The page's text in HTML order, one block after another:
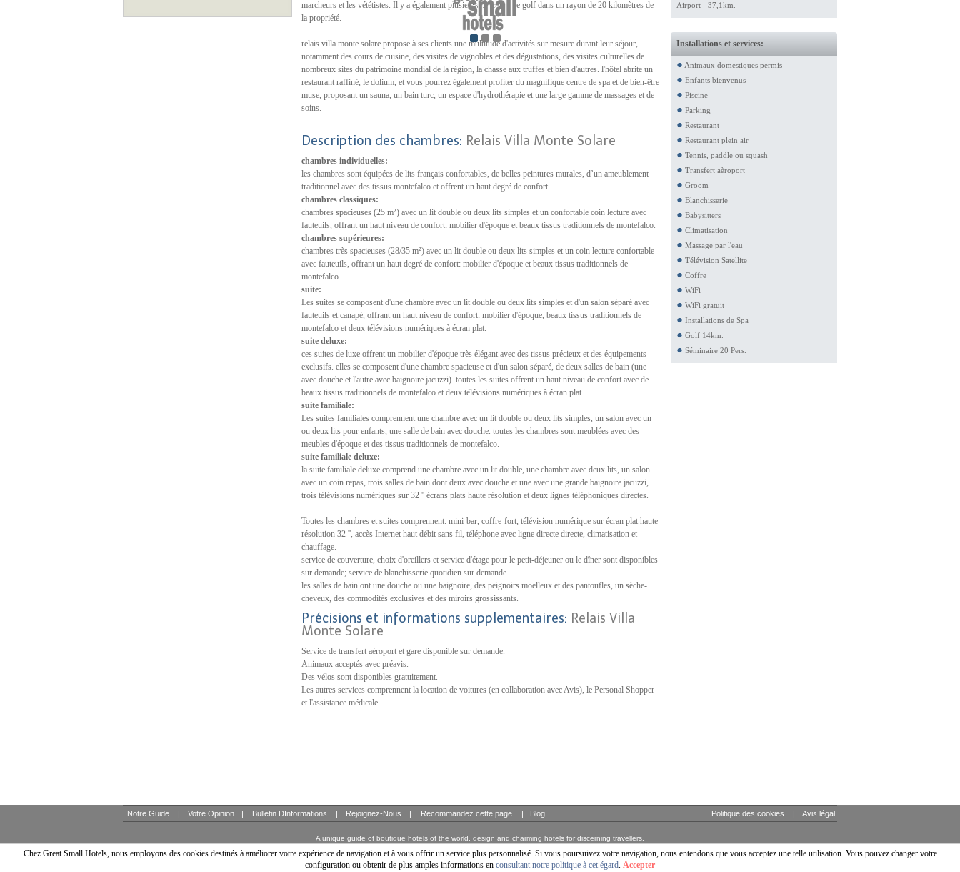
marcheurs et les vététistes. Il y a également plusieurs parcours de golf dans un rayon de 20 kilomètres de
la propriété.
relais villa monte solare propose à ses clients une multitude d'activités sur mesure durant leur séjour,
notamment des cours de cuisine, des visites de vignobles et des dégustations, des visites culturelles de
nombreux sites du patrimoine mondial de la région, la chasse aux truffes et bien d'autres. l'hôtel abrite un
restaurant raffiné, le dolium, et vous pourrez également profiter du magnifique centre de spa et de bien-être
muse, proposant un sauna, un bain turc, un espace d'hydrothérapie et une large gamme de massages et de
soins.
Description des chambres: Relais Villa Monte Solare
chambres individuelles:
les chambres sont équipées de lits français confortables, de belles peintures murales, d’un ameublement
traditionnel avec des tissus montefalco et offrent un haut degré de confort.
chambres classiques:
chambres spacieuses (25 m²) avec un lit double ou deux lits simples et un confortable coin lecture avec
fauteuils, offrant un haut niveau de confort: mobilier d'époque et beaux tissus traditionnels de montefalco.
chambres supérieures:
chambres très spacieuses (28/35 m²) avec un lit double ou deux lits simples et un coin lecture confortable
avec fauteuils, offrant un haut degré de confort: mobilier d'époque et beaux tissus traditionnels de
montefalco.
suite:
Les suites se composent d'une chambre avec un lit double ou deux lits simples et d'un salon séparé avec
fauteuils et canapé, offrant un haut niveau de confort: mobilier d'époque, beaux tissus traditionnels de
montefalco et deux télévisions numériques à écran plat.
suite deluxe:
ces suites de luxe offrent un mobilier d'époque très élégant avec des tissus précieux et des équipements
exclusifs. elles se composent d'une chambre spacieuse et d'un salon séparé, de deux salles de bain (une
avec douche et l'autre avec baignoire jacuzzi). toutes les suites offrent un haut niveau de confort avec de
beaux tissus traditionnels de montefalco et deux télévisions numériques à écran plat.
suite familiale:
Les suites familiales comprennent une chambre avec un lit double ou deux lits simples, un salon avec un
ou deux lits pour enfants, une salle de bain avec douche. toutes les chambres sont meublées avec des
meubles d'époque et des tissus traditionnels de montefalco.
suite familiale deluxe:
la suite familiale deluxe comprend une chambre avec un lit double, une chambre avec deux lits, un salon
avec un coin repas, trois salles de bain dont deux avec douche et une avec une grande baignoire jacuzzi,
trois télévisions numériques sur 32 '' écrans plats haute résolution et deux lignes téléphoniques directes.
Toutes les chambres et suites comprennent: mini-bar, coffre-fort, télévision numérique sur écran plat haute
résolution 32 '', accès Internet haut débit sans fil, téléphone avec ligne directe directe, climatisation et
chauffage.
service de couverture, choix d'oreillers et service d'étage pour le petit-déjeuner ou le dîner sont disponibles
sur demande; service de blanchisserie quotidien sur demande.
les salles de bain ont une douche ou une baignoire, des peignoirs moelleux et des pantoufles, un sèche-
cheveux, des commodités exclusives et des miroirs grossissants.
Précisions et informations supplementaires: Relais Villa
Monte Solare
Service de transfert aéroport et gare disponible sur demande.
Animaux acceptés avec préavis.
Des vélos sont disponibles gratuitement.
Les autres services comprennent la location de voitures (en collaboration avec Avis), le Personal Shopper
et l'assistance médicale.
Airport - 37,1km.
Installations et services:
Animaux domestiques permis
Enfants bienvenus
Piscine
Parking
Restaurant
Restaurant plein air
Tennis, paddle ou squash
Transfert aèroport
Groom
Blanchisserie
Babysitters
Climatisation
Massage par l'eau
Télévision Satellite
Coffre
WiFi
WiFi gratuit
Installations de Spa
Golf 14km.
Séminaire 20 Pers.
Notre Guide | Votre Opinion | Bulletin DInformations | Rejoignez-Nous | Recommandez cette page | Blog Politique des cookies | Avis légal
A unique guide of boutique hotels of the world, design and charming hotels for discerning travellers.
© Copyright 2003 - 2026 World Travellers On Line S.L.
Chez Great Small Hotels, nous employons des cookies destinés à améliorer votre expérience de navigation et à vous offrir un service plus personnalisé. Si vous poursuivez votre navigation, nous entendons que vous acceptez une telle utilisation. Vous pouvez changer votre
configuration ou obtenir de plus amples informations en consultant notre politique à cet égard. Accepter